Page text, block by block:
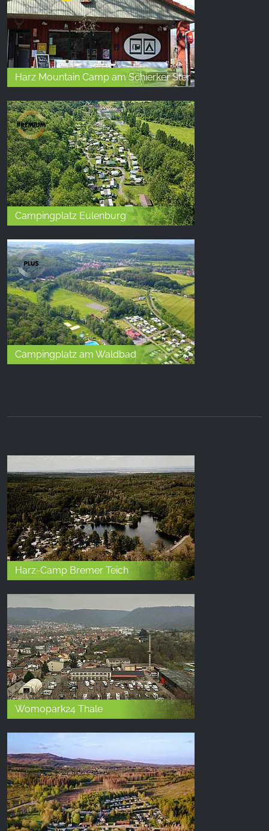
Harz Mountain Camp am Schierker Stern
Campingplatz Eulenburg
Campingplatz am Waldbad
Harz-Camp Bremer Teich
Womopark24 Thale